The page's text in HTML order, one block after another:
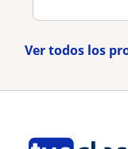
Ver todos los